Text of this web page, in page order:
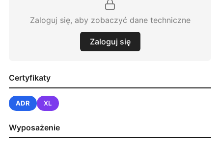
Zaloguj się, aby zobaczyć dane techniczne
Zaloguj się
Certyfikaty
ADR XL
Wyposażenie